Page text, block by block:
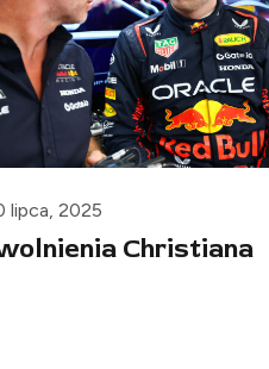
lipca, 2025
Christiana